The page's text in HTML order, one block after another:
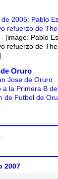
2005: Pablo
refuerzo de The
- [image: Pablo
refuerzo de The
Oruro
Jose de Oruro
a la Primera B
de Futbol de
2007